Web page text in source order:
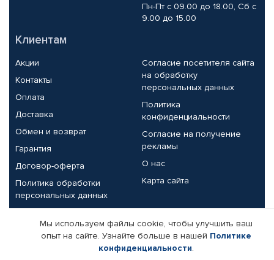
Пн-Пт с 09.00 до 18.00, Сб с
9.00 до 15.00
Клиентам
Акции
Контакты
Оплата
Доставка
Обмен и возврат
Гарантия
Договор-оферта
Политика обработки
персональных данных
Согласие посетителя сайта
на обработку
персональных данных
Политика
конфиденциальности
Согласие на получение
рекламы
О нас
Карта сайта
Партнерам
Корпоративным клиентам
Реквизиты компании
Мы используем файлы cookie, чтобы улучшить ваш
опыт на сайте. Узнайте больше в нашей Политике
конфиденциальности.